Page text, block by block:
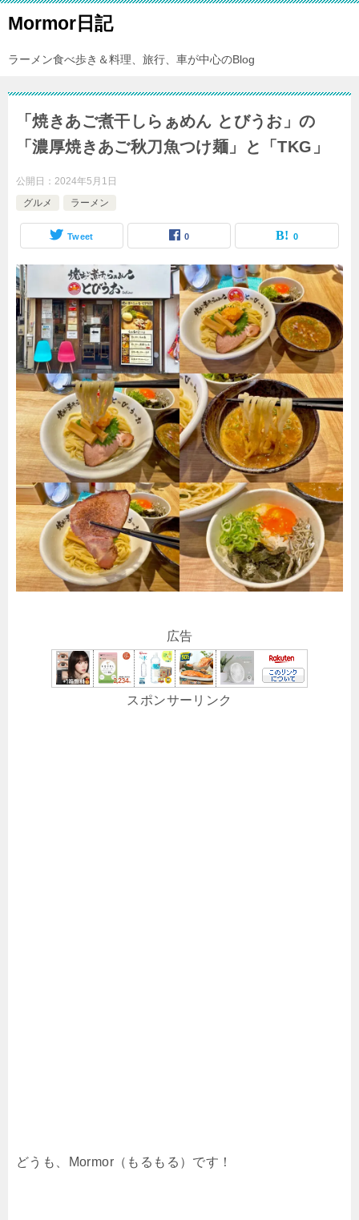
Mormor日記
ラーメン食べ歩き＆料理、旅行、車が中心のBlog
「焼きあご煮干しらぁめん とびうお」の
「濃厚焼きあご秋刀魚つけ麺」と「TKG」
公開日： 2024年5月1日
グルメ
ラーメン
Tweet 0 0
広告
スポンサーリンク
どうも、Mormor（もるもる）です！